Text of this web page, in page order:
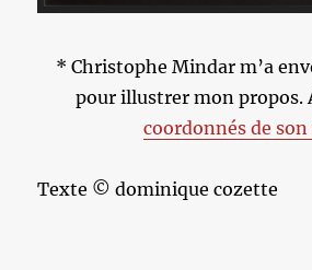
* Christophe Mindar m’a
pour illustrer mon propos.
coordonnés de son
Texte © dominique cozette